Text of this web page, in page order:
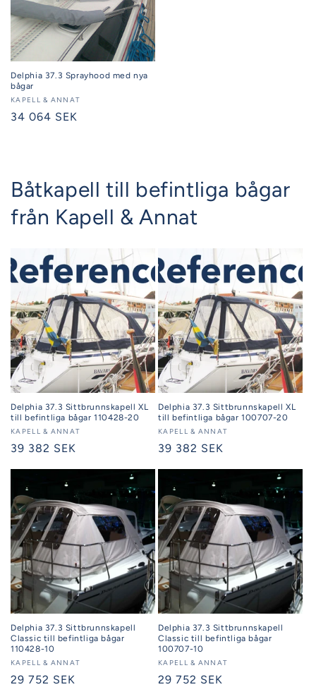
Delphia 37.3 Sprayhood med nya
bågar
Säljare:
KAPELL & ANNAT
Ordinarie
34 064 SEK
Båtkapell till befintliga bågar
från Kapell & Annat
Delphia 37.3 Sittbrunnskapell XL
till befintliga bågar 110428-20
Säljare:
KAPELL & ANNAT
Ordinarie
39 382 SEK
Delphia 37.3 Sittbrunnskapell XL
till befintliga bågar 100707-20
Säljare:
KAPELL & ANNAT
Ordinarie
39 382 SEK
Delphia 37.3 Sittbrunnskapell
Classic till befintliga bågar
110428-10
Säljare:
KAPELL & ANNAT
Ordinarie
29 752 SEK
Delphia 37.3 Sittbrunnskapell
Classic till befintliga bågar
100707-10
Säljare:
KAPELL & ANNAT
Ordinarie
29 752 SEK